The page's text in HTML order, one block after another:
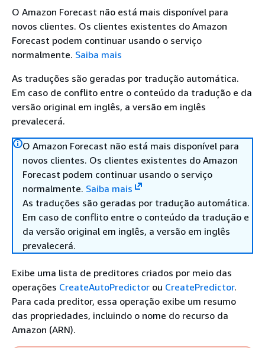
O Amazon Forecast não está mais disponível para
novos clientes. Os clientes existentes do Amazon
Forecast podem continuar usando o serviço
normalmente. Saiba mais
As traduções são geradas por tradução automática.
Em caso de conflito entre o conteúdo da tradução e da
versão original em inglês, a versão em inglês
prevalecerá.
O Amazon Forecast não está mais disponível para
novos clientes. Os clientes existentes do Amazon
Forecast podem continuar usando o serviço
normalmente. Saiba mais
As traduções são geradas por tradução automática.
Em caso de conflito entre o conteúdo da tradução e
da versão original em inglês, a versão em inglês
prevalecerá.
Exibe uma lista de preditores criados por meio das
operações CreateAutoPredictor ou CreatePredictor.
Para cada preditor, essa operação exibe um resumo
das propriedades, incluindo o nome do recurso da
Amazon (ARN).